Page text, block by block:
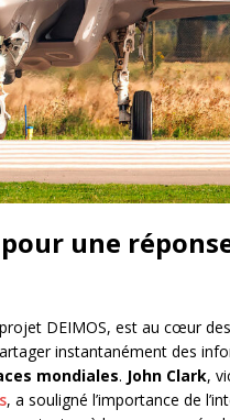
une
DEIMOS, est au cœur
instantanément des
mondiales. John Clark,
, a souligné l’importance de